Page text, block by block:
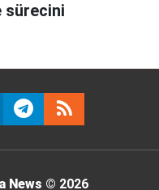
sürecini
News © 2026